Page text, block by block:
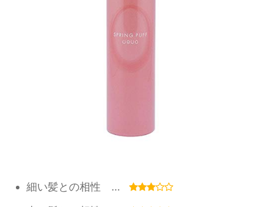
細い髪との相性 …